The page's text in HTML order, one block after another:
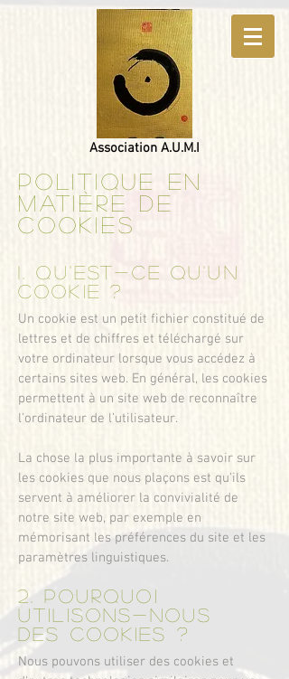
Association A.U.M.I
Politique en
matière de
cookies
1. Qu'est-ce qu'un
cookie ?
Un cookie est un petit fichier constitué de
lettres et de chiffres et téléchargé sur
votre ordinateur lorsque vous accédez à
certains sites web. En général, les cookies
permettent à un site web de reconnaître
l'ordinateur de l’utilisateur.
La chose la plus importante à savoir sur
les cookies que nous plaçons est qu'ils
servent à améliorer la convivialité de
notre site web, par exemple en
mémorisant les préférences du site et les
paramètres linguistiques.
2. Pourquoi
utilisons-nous
des cookies ?
Nous pouvons utiliser des cookies et